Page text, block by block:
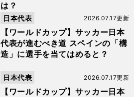
は？
【ワールドカップ】サッカー日本
代表が進むべき道 スペインの「構
造」に選手を当てはめると？
2026.07.17更新
日本代表
【ワールドカップ】サッカー日本
2026.07.17更新
日本代表